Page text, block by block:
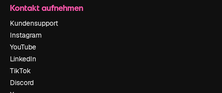
Kontakt aufnehmen
Kundensupport
Instagram
YouTube
LinkedIn
TikTok
Discord